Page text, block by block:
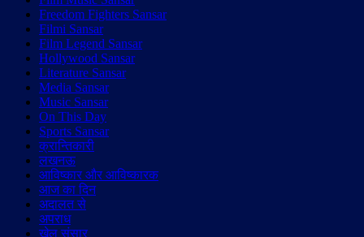
Freedom Fighters Sansar
Filmi Sansar
Film Legend Sansar
Hollywood Sansar
Literature Sansar
Media Sansar
Music Sansar
On This Day
Sports Sansar
क्रान्तिकारी
लखनऊ
आविष्कार और आविष्कारक
आज का दिन
अदालत से
अपराध
खेल संसार